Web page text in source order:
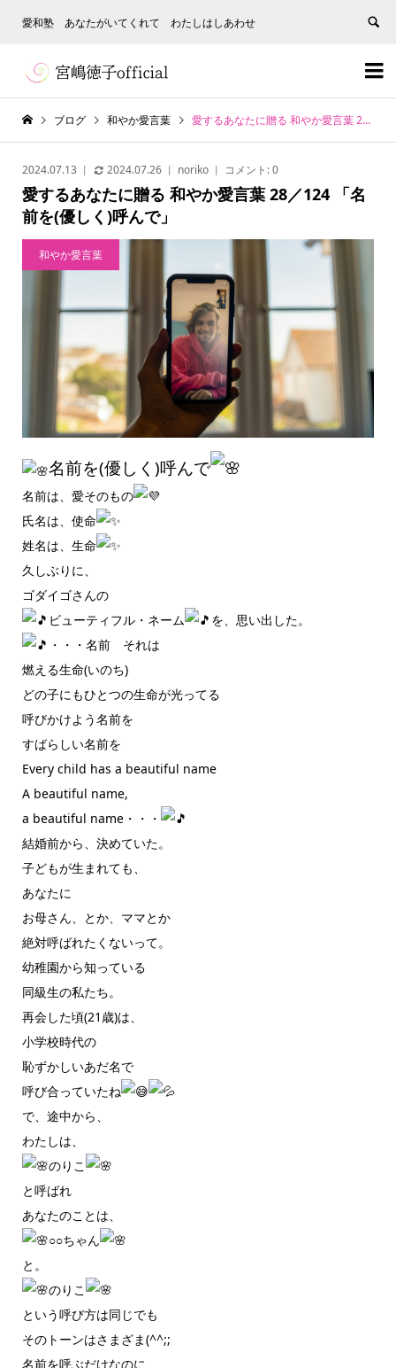
愛和塾 あなたがいてくれて わたしはしあわせ


ブログ 和やか愛言葉 愛するあなたに贈る 和やか愛言葉 28／124 「名前を(優しく)呼んで」
2024.07.13 2024.07.26 noriko コメント:0
愛するあなたに贈る 和やか愛言葉 28／124 「名
前を(優しく)呼んで」
和やか愛言葉
名前を(優しく)呼んで
名前は、愛そのもの
氏名は、使命
姓名は、生命
久しぶりに、
ゴダイゴさんの
ビューティフル・ネーム
を、思い出した。
・・・名前 それは
燃える生命(いのち)
どの子にもひとつの生命が光ってる
呼びかけよう名前を
すばらしい名前を
Every child has a beautiful name
A beautiful name,
a beautiful name・・・
結婚前から、決めていた。
子どもが生まれても、
あなたに
お母さん、とか、ママとか
絶対呼ばれたくないって。
幼稚園から知っている
同級生の私たち。
再会した頃(21歳)は、
小学校時代の
恥ずかしいあだ名で
呼び合っていたね
で、途中から、
わたしは、
のりこ
と呼ばれ
あなたのことは、
○○ちゃん
と。
のりこ
という呼び方は同じでも
そのトーンはさまざま(^^;;
名前を呼ぶだけなのに